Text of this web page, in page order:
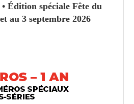
Édition spéciale Fête du
au 3 septembre 2026